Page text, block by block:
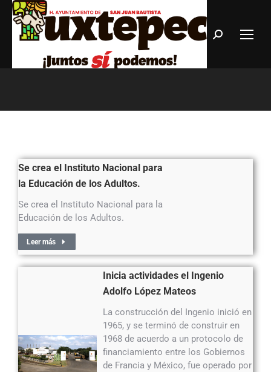
Se crea el Instituto Nacional para
la Educación de los Adultos.
Se crea el Instituto Nacional para la
Educación de los Adultos.
Leer más
Inicia actividades el Ingenio
Adolfo López Mateos
La construcción del Ingenio inició en
1965, y se terminó de construir en
1968 de acuerdo a un protocolo de
financiamiento entre los Gobiernos
de Francia y México, fue operado por